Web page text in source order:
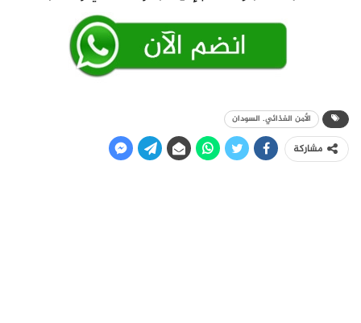
الأمن الغذائي. السودان
مشاركة